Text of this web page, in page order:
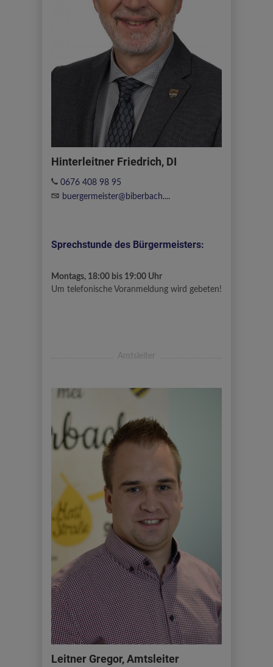
Hinterleitner Friedrich, DI
0676 408 98 95
buergermeister@biberbach....
Sprechstunde des Bürgermeisters:
Montags, 18:00 bis 19:00 Uhr
Um telefonische Voranmeldung wird gebeten!
Amtsleiter
Leitner Gregor, Amtsleiter